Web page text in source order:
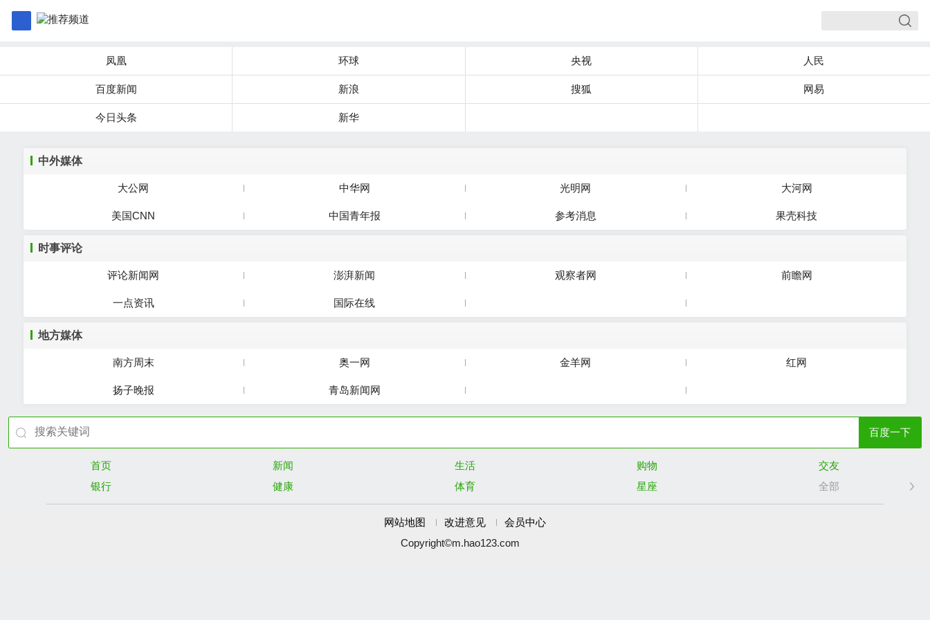
凤凰 环球 央视 人民
百度新闻 新浪 搜狐 网易
今日头条 新华
中外媒体
大公网 中华网 光明网 大河网
美国CNN 中国青年报 参考消息 果壳科技
时事评论
评论新闻网 澎湃新闻 观察者网 前瞻网
一点资讯 国际在线
地方媒体
南方周末 奥一网 金羊网 红网
扬子晚报 青岛新闻网
百度一下
首页 新闻 生活 购物
交友
银行
健康 体育 星座 全部
网站地图 改进意见
会员中心
Copyright©m.hao123.com